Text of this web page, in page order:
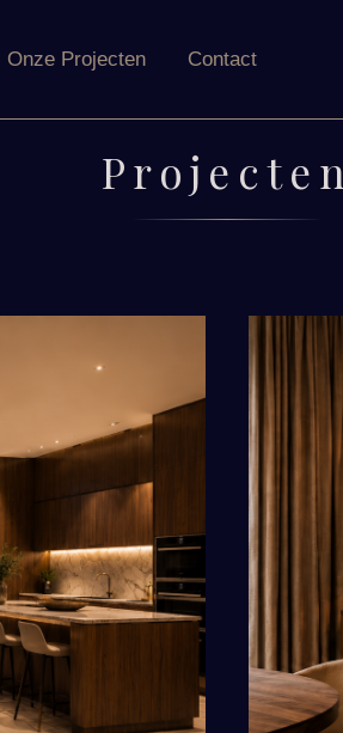
Onze Projecten Contact
Projecten